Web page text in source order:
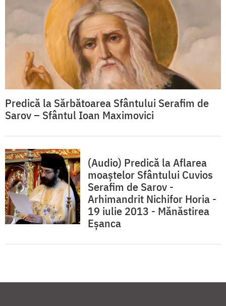
Predică la Sărbătoarea Sfântului Serafim de
Sarov – Sfântul Ioan Maximovici
(Audio) Predică la Aflarea
moaștelor Sfântului Cuvios
Serafim de Sarov -
Arhimandrit Nichifor Horia -
19 iulie 2013 - Mănăstirea
Eșanca